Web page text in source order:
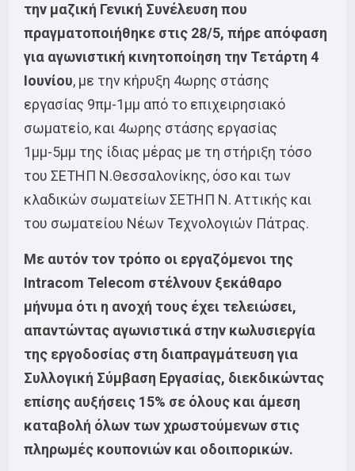
την μαζική Γενική Συνέλευση που
πραγματοποιήθηκε στις 28/5, πήρε απόφαση
για αγωνιστική κινητοποίηση την Τετάρτη 4
Ιουνίου, με την κήρυξη 4ωρης στάσης
εργασίας 9πμ-1μμ από το επιχειρησιακό
σωματείο, και 4ωρης στάσης εργασίας
1μμ-5μμ της ίδιας μέρας με τη στήριξη τόσο
του ΣΕΤΗΠ Ν.Θεσσαλονίκης, όσο και των
κλαδικών σωματείων ΣΕΤΗΠ Ν. Αττικής και
του σωματείου Νέων Τεχνολογιών Πάτρας.
Με αυτόν τον τρόπο οι εργαζόμενοι της
Intracom Telecom στέλνουν ξεκάθαρο
μήνυμα ότι η ανοχή τους έχει τελειώσει,
απαντώντας αγωνιστικά στην κωλυσιεργία
της εργοδοσίας στη διαπραγμάτευση για
Συλλογική Σύμβαση Εργασίας, διεκδικώντας
επίσης αυξήσεις 15% σε όλους και άμεση
καταβολή όλων των χρωστούμενων στις
πληρωμές κουπονιών και οδοιπορικών.